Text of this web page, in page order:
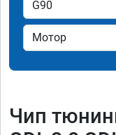
Чип